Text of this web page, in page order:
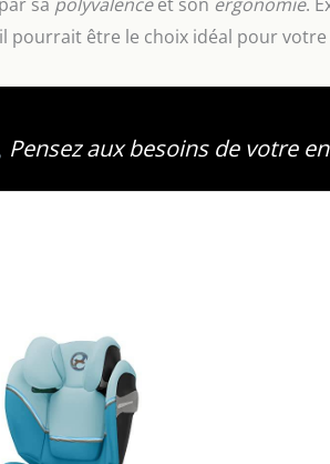
pourrait être le choix idéal pour votre
Pensez aux besoins de votre